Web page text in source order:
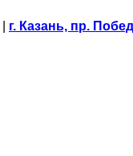
г. Казань, пр.